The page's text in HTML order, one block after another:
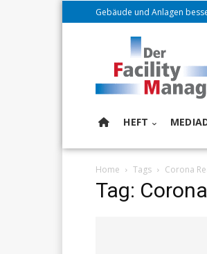
Gebäude und Anlagen
HEFT
Home Tags Corona
Tag: